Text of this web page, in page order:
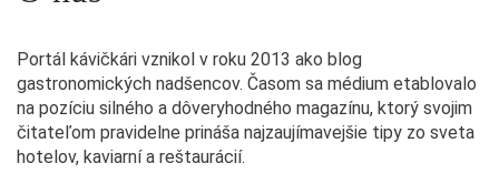
Portál kávičkári vznikol v roku 2013 ako blog
gastronomických nadšencov. Časom sa médium etablovalo
na pozíciu silného a dôveryhodného magazínu, ktorý svojim
čitateľom pravidelne prináša najzaujímavejšie tipy zo sveta
hotelov, kaviarní a reštaurácií.